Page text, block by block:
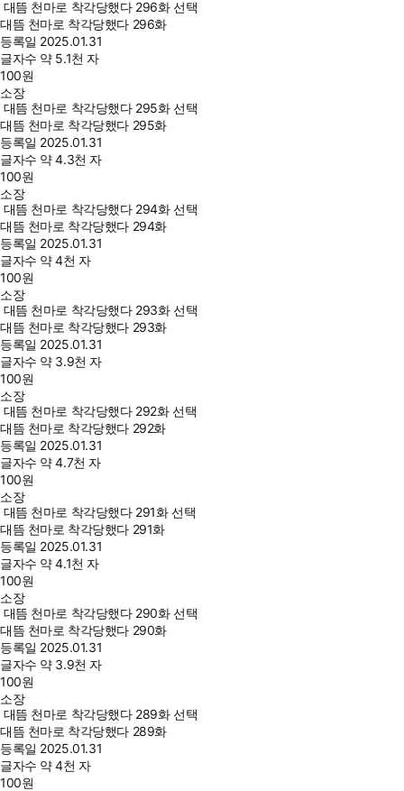
대뜸 천마로 착각당했다 296화 선택
대뜸 천마로 착각당했다 296화
등록일 2025.01.31
글자수 약 5.1천 자
100원
소장
대뜸 천마로 착각당했다 295화 선택
대뜸 천마로 착각당했다 295화
등록일 2025.01.31
글자수 약 4.3천 자
100원
소장
대뜸 천마로 착각당했다 294화 선택
대뜸 천마로 착각당했다 294화
등록일 2025.01.31
글자수 약 4천 자
100원
소장
대뜸 천마로 착각당했다 293화 선택
대뜸 천마로 착각당했다 293화
등록일 2025.01.31
글자수 약 3.9천 자
100원
소장
대뜸 천마로 착각당했다 292화 선택
대뜸 천마로 착각당했다 292화
등록일 2025.01.31
글자수 약 4.7천 자
100원
소장
대뜸 천마로 착각당했다 291화 선택
대뜸 천마로 착각당했다 291화
등록일 2025.01.31
글자수 약 4.1천 자
100원
소장
대뜸 천마로 착각당했다 290화 선택
대뜸 천마로 착각당했다 290화
등록일 2025.01.31
글자수 약 3.9천 자
100원
소장
대뜸 천마로 착각당했다 289화 선택
대뜸 천마로 착각당했다 289화
등록일 2025.01.31
글자수 약 4천 자
100원